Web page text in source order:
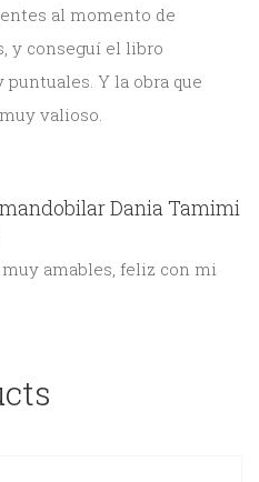
al momento de
y conseguí el libro
Y la obra que
valioso.
Dania Tamimi
amables, feliz con mi